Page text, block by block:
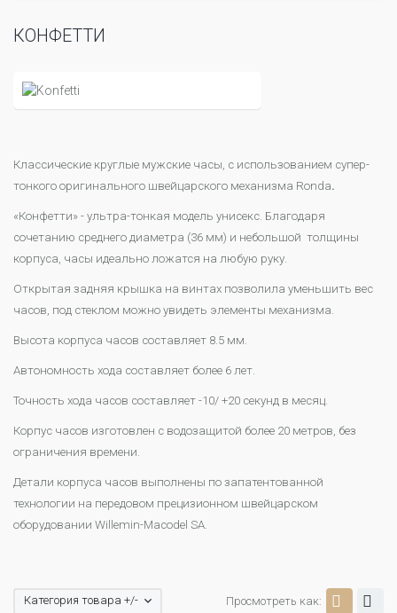
КОНФЕТТИ
Классические круглые мужские часы, с использованием супер-
тонкого оригинального швейцарского механизма Ronda.
«Конфетти» - ультра-тонкая модель унисекс. Благодаря
сочетанию среднего диаметра (36 мм) и небольшой толщины
корпуса, часы идеально ложатся на любую руку.
Открытая задняя крышка на винтах позволила уменьшить вес
часов, под стеклом можно увидеть элементы механизма.
Высота корпуса часов составляет 8.5 мм.
Автономность хода составляет более 6 лет.
Точность хода часов составляет -10/ +20 секунд в месяц.
Корпус часов изготовлен с водозащитой более 20 метров, без
ограничения времени.
Детали корпуса часов выполнены по запатентованной
технологии на передовом прецизионном швейцарском
оборудовании Willemin-Macodel SA.
Просмотреть как:
Категория товара +/-